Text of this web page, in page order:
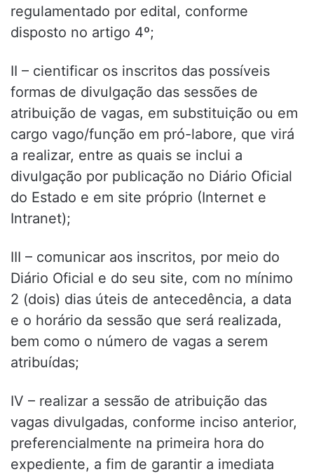
regulamentado por edital, conforme
disposto no artigo 4º;
II – cientificar os inscritos das possíveis
formas de divulgação das sessões de
atribuição de vagas, em substituição ou em
cargo vago/função em pró-labore, que virá
a realizar, entre as quais se inclui a
divulgação por publicação no Diário Oficial
do Estado e em site próprio (Internet e
Intranet);
III – comunicar aos inscritos, por meio do
Diário Oficial e do seu site, com no mínimo
2 (dois) dias úteis de antecedência, a data
e o horário da sessão que será realizada,
bem como o número de vagas a serem
atribuídas;
IV – realizar a sessão de atribuição das
vagas divulgadas, conforme inciso anterior,
preferencialmente na primeira hora do
expediente, a fim de garantir a imediata